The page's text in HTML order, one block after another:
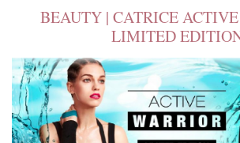
BEAUTY | CATRICE
LIMITED